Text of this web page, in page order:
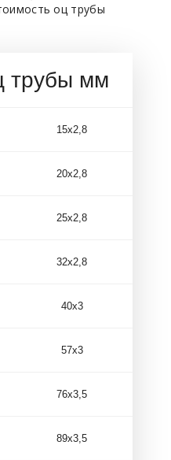
оц трубы
трубы мм
15х2,8
20х2,8
25х2,8
32х2,8
40х3
57х3
76х3,5
89х3,5